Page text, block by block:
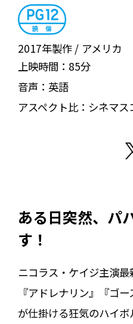
2017年製作
アメリカ
上映時間： 85分
音声： 英語
アスペクト比： シネマス
ある日突然、パ
す！
ニコラス・ケイジ主演最
『アドレナリン』『ゴ
が仕掛ける狂気のハイボ